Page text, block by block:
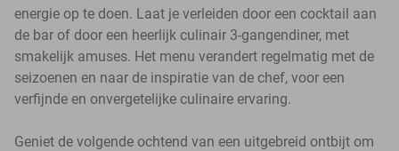
energie op te doen. Laat je verleiden door een cocktail aan
de bar of door een heerlijk culinair 3-gangendiner, met
smakelijk amuses. Het menu verandert regelmatig met de
seizoenen en naar de inspiratie van de chef, voor een
verfijnde en onvergetelijke culinaire ervaring.
Geniet de volgende ochtend van een uitgebreid ontbijt om